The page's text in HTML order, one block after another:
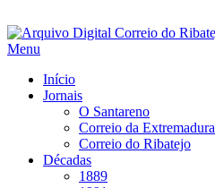
Saltar
para
Menu
Início
Jornais
O Santareno
Correio da Extremadura
Correio do Ribatejo
Décadas
1889